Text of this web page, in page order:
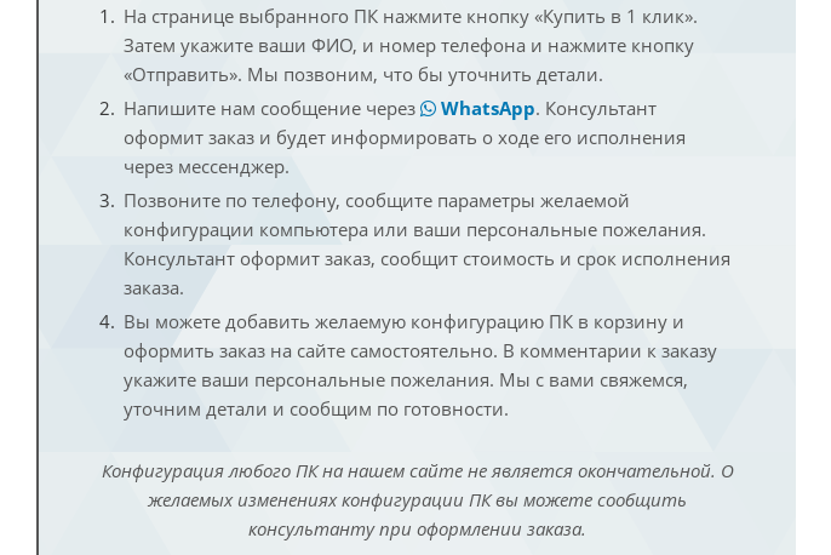
На странице выбранного ПК нажмите кнопку «Купить в 1 клик».
Затем укажите ваши ФИО, и номер телефона и нажмите кнопку
«Отправить». Мы позвоним, что бы уточнить детали.
Напишите нам сообщение через
WhatsApp. Консультант
оформит заказ и будет информировать о ходе его исполнения
через мессенджер.
Позвоните по телефону, сообщите параметры желаемой
конфигурации компьютера или ваши персональные пожелания.
Консультант оформит заказ, сообщит стоимость и срок исполнения
заказа.
Вы можете добавить желаемую конфигурацию ПК в корзину и
оформить заказ на сайте самостоятельно. В комментарии к заказу
укажите ваши персональные пожелания. Мы с вами свяжемся,
уточним детали и сообщим по готовности.
Конфигурация любого ПК на нашем сайте не является окончательной. О
желаемых изменениях конфигурации ПК вы можете сообщить
консультанту при оформлении заказа.